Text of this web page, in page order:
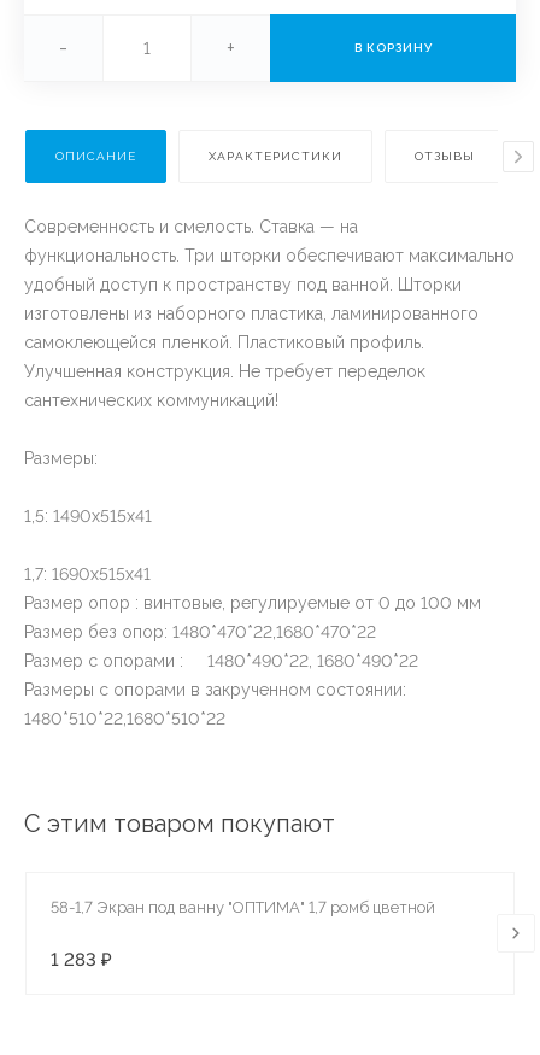
- + В КОРЗИНУ
ОПИСАНИЕ ХАРАКТЕРИСТИКИ ОТЗЫВЫ
Современность и смелость. Ставка — на
функциональность. Три шторки обеспечивают максимально
удобный доступ к пространству под ванной. Шторки
изготовлены из наборного пластика, ламинированного
самоклеющейся пленкой. Пластиковый профиль.
Улучшенная конструкция. Не требует переделок
сантехнических коммуникаций!
Размеры:
1,5: 1490х515х41
1,7: 1690х515х41
Размер опор : винтовые, регулируемые от 0 до 100 мм
Размер без опор: 1480*470*22,1680*470*22
Размер с опорами : 1480*490*22, 1680*490*22
Размеры с опорами в закрученном состоянии:
1480*510*22,1680*510*22
С этим товаром покупают
58-1,7 Экран под ванну "ОПТИМА" 1,7 ромб цветной
1 283 ₽